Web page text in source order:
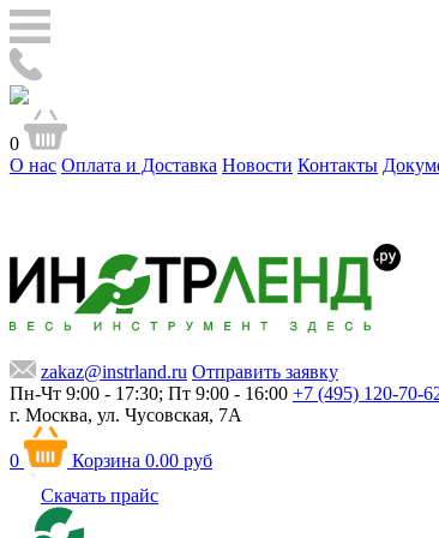
0
О нас Оплата и Доставка Новости Контакты
zakaz@instrland.ru Отправить заявку
Пн-Чт 9:00 - 17:30; Пт 9:00 - 16:00 +7 (495) 120-70-
г. Москва, ул. Чусовская, 7А
0 Корзина 0.00 руб
Скачать прайс